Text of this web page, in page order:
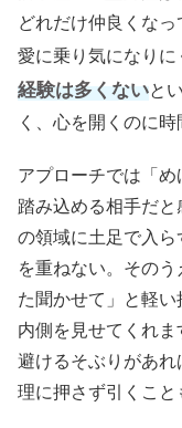
どれだけ仲良くな
愛に乗り気になりに
経験は多くないと
く、心を開くのに時
アプローチでは「
踏み込める相手だ
の領域に土足で入
を重ねない。その
た聞かせて」と軽
内側を見せてくれ
避けるそぶりがあ
理に押さず引くこと